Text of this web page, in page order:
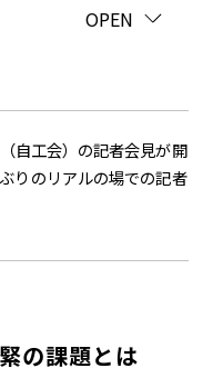
トヨタグループ
OPEN
CLOSE
自工会）の記者会見が開
りのリアルの場での記者
の課題とは